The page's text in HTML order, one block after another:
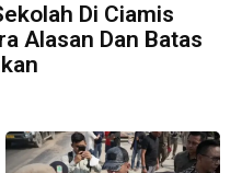
Di Ciamis
Alasan Dan Batas